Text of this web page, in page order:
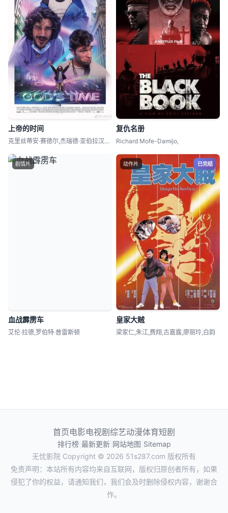
上帝的时间
克里丝蒂安·赛德尔,杰瑞德·亚伯拉汉姆森
复仇名册
Richard Mofe-Damijo,
剧情片
血战霹雳车
艾伦·拉德,罗伯特·普雷斯顿
动作片 已完结
皇家大贼
梁家仁,朱江,费翔,古嘉露,廖丽玲,白韵
首页电影电视剧 综艺动漫体育短剧
排行榜| 最新更新| 网站地图 Sitemap
无忧影院 Copyright © 2026 51s287.com 版权所有
免责声明：本站所有内容均来自互联网，版权归原创者所有，如果
侵犯了你的权益，请通知我们，我们会及时删除侵权内容，谢谢合
作。